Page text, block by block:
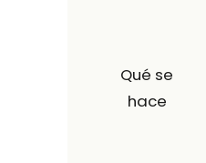
Qué se
hace